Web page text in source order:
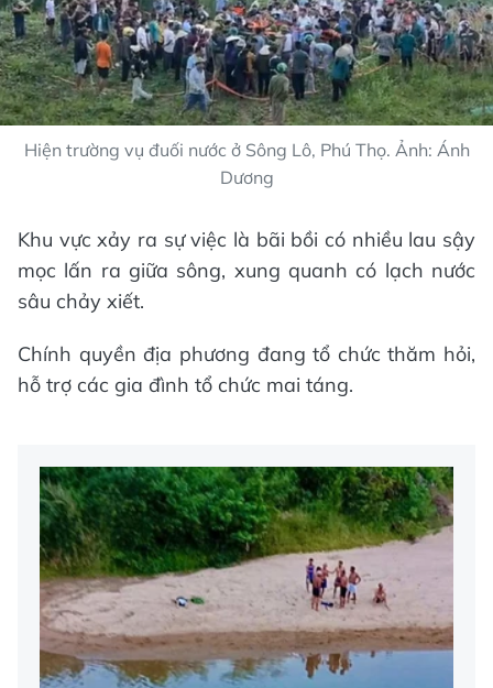
Hiện trường vụ đuối nước ở Sông Lô, Phú Thọ. Ảnh: Ánh
Dương
Khu vực xảy ra sự việc là bãi bồi có nhiều lau sậy
mọc lấn ra giữa sông, xung quanh có lạch nước
sâu chảy xiết.
Chính quyền địa phương đang tổ chức thăm hỏi,
hỗ trợ các gia đình tổ chức mai táng.